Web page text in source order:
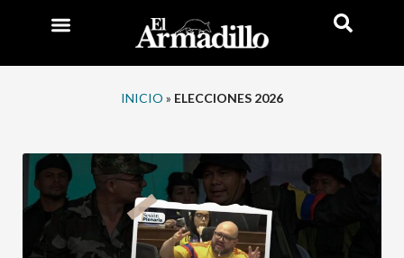
INICIO » ELECCIONES 2026